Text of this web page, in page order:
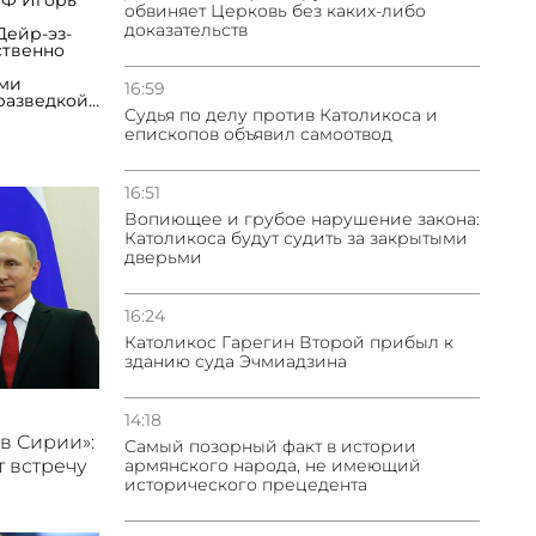
эз-
дважды
из
-
на
главе с
по
-
Сирии»:
встречу
обвиняет Церковь без каких-либо
доказательств
16:59
Судья по делу против Католикоса и
епископов объявил самоотвод
16:51
Вопиющее и грубое нарушение закона:
Католикоса будут судить за закрытыми
дверьми
16:24
Католикос Гарегин Второй прибыл к
зданию суда Эчмиадзина
14:18
Самый позорный факт в истории
армянского народа, не имеющий
исторического прецедента